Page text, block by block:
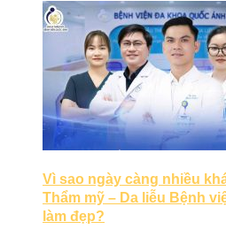
Vì sao ngày càng nhiều
Thẩm mỹ – Da liễu Bệnh
làm đẹp?